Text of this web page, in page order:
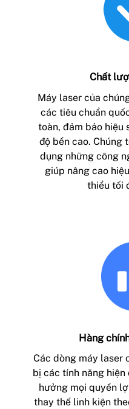
Chất
Máy laser của
các tiêu chuẩn
toàn, đảm bảo hiệu
độ bền cao. Chúng
dụng những công
giúp nâng cao
thiểu tối
Hàng
Các dòng máy laser
bị các tính năng
hưởng mọi quyền
thay thế linh kiện